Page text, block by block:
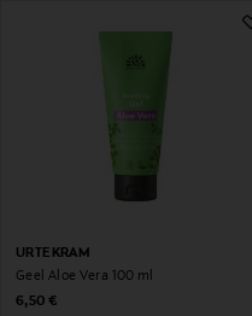
URTEKRAM
Geel Aloe Vera 100 ml
Original Price
6,50 €